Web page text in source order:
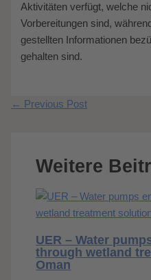
Aktivitäten verfügt, welche
Vorbereitungen sind,
gestellten Informationen
gehalten sind.
← Previous Post
Weitere
UER – Water
through wetland
Oman